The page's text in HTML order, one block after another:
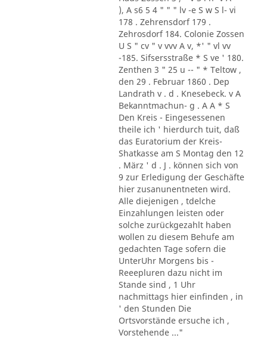
), A s6 5 4 " " " lv -e S w S l- vi
178 . Zehrensdorf 179 .
Zehrosdorf 184. Colonie Zossen
U S " cv " v vvv A v, *' " vl vv
-185. Sifsersstraße * S ve ' 180.
Zenthen 3 " 25 u -- " * Teltow ,
den 29 . Februar 1860 . Dep
Landrath v . d . Knesebeck. v A
Bekanntmachun- g . A A * S
Den Kreis - Eingesessenen
theile ich ' hierdurch tuit, daß
das Euratorium der Kreis-
Shatkasse am S Montag den 12
. März ' d . J . können sich von
9 zur Erledigung der Geschäfte
hier zusanunentneten wird.
Alle diejenigen , tdelche
Einzahlungen leisten oder
solche zurückgezahlt haben
wollen zu diesem Behufe am
gedachten Tage sofern die
UnterUhr Morgens bis -
Reeepluren dazu nicht im
Stande sind , 1 Uhr
nachmittags hier einfinden , in
' den Stunden Die
Ortsvorstände ersuche ich ,
Vorstehende ..."